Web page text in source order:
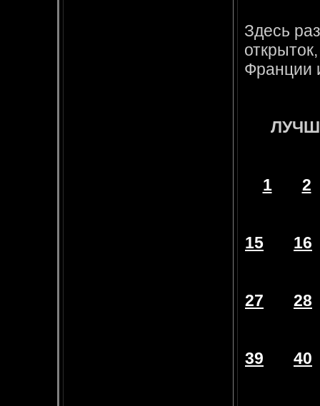
Здесь
Франции
1 2
15 16
27 28
39 40